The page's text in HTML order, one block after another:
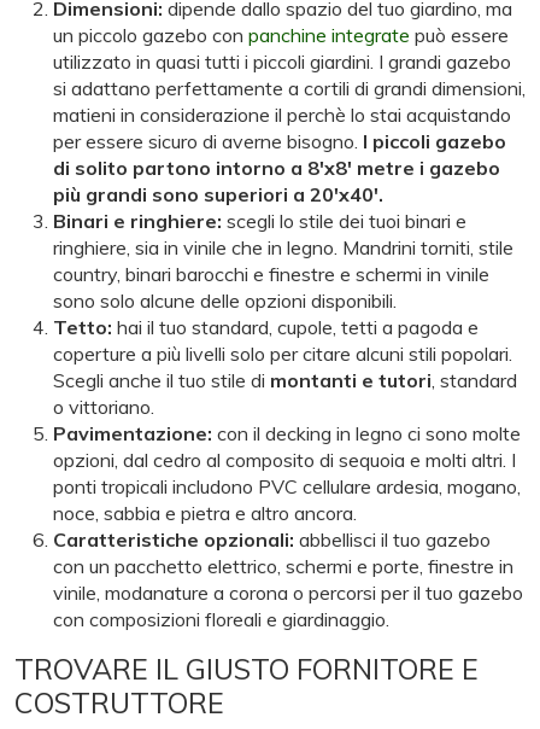
Dimensioni: dipende dallo spazio del tuo giardino, ma
un piccolo gazebo con panchine integrate può essere
utilizzato in quasi tutti i piccoli giardini. I grandi gazebo
si adattano perfettamente a cortili di grandi dimensioni,
matieni in considerazione il perchè lo stai acquistando
per essere sicuro di averne bisogno. I piccoli gazebo
di solito partono intorno a 8'x8' metre i gazebo
più grandi sono superiori a 20'x40'.
Binari e ringhiere: scegli lo stile dei tuoi binari e
ringhiere, sia in vinile che in legno. Mandrini torniti, stile
country, binari barocchi e finestre e schermi in vinile
sono solo alcune delle opzioni disponibili.
Tetto: hai il tuo standard, cupole, tetti a pagoda e
coperture a più livelli solo per citare alcuni stili popolari.
Scegli anche il tuo stile di montanti e tutori, standard
o vittoriano.
Pavimentazione: con il decking in legno ci sono molte
opzioni, dal cedro al composito di sequoia e molti altri. I
ponti tropicali includono PVC cellulare ardesia, mogano,
noce, sabbia e pietra e altro ancora.
Caratteristiche opzionali: abbellisci il tuo gazebo
con un pacchetto elettrico, schermi e porte, finestre in
vinile, modanature a corona o percorsi per il tuo gazebo
con composizioni floreali e giardinaggio.
TROVARE IL GIUSTO FORNITORE E
COSTRUTTORE